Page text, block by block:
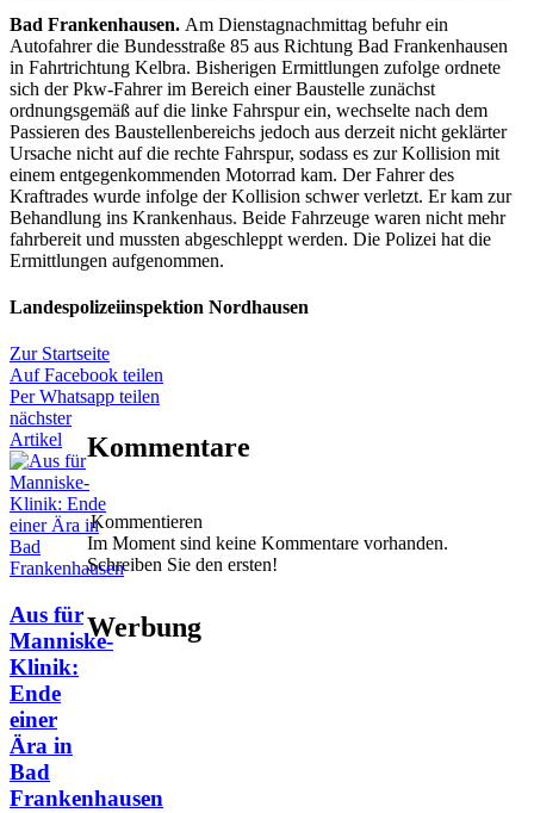
Bad Frankenhausen. Am Dienstagnachmittag befuhr ein
Autofahrer die Bundesstraße 85 aus Richtung Bad Frankenhausen
in Fahrtrichtung Kelbra. Bisherigen Ermittlungen zufolge ordnete
sich der Pkw-Fahrer im Bereich einer Baustelle zunächst
ordnungsgemäß auf die linke Fahrspur ein, wechselte nach dem
Passieren des Baustellenbereichs jedoch aus derzeit nicht geklärter
Ursache nicht auf die rechte Fahrspur, sodass es zur Kollision mit
einem entgegenkommenden Motorrad kam. Der Fahrer des
Kraftrades wurde infolge der Kollision schwer verletzt. Er kam zur
Behandlung ins Krankenhaus. Beide Fahrzeuge waren nicht mehr
fahrbereit und mussten abgeschleppt werden. Die Polizei hat die
Ermittlungen aufgenommen.
Landespolizeiinspektion Nordhausen
Zur Startseite
Auf Facebook teilen
Per Whatsapp teilen
nächster
Artikel
Aus für
Manniske-
Klinik:
Ende
einer
Ära in
Bad
Frankenhausen
Kommentare
Kommentieren
Im Moment sind keine Kommentare vorhanden.
Schreiben Sie den ersten!
Werbung